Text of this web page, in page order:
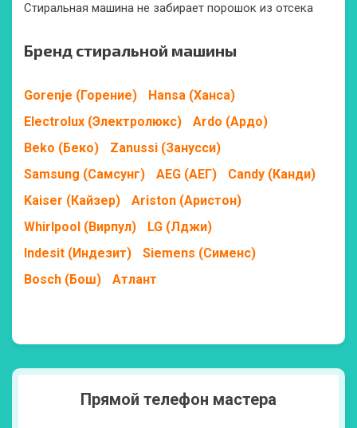
Стиральная машина не забирает порошок из отсека
Бренд стиральной машины
Gorenje (Горение)
Hansa (Ханса)
Electrolux (Электролюкс)
Ardo (Ардо)
Beko (Беко)
Zanussi (Занусси)
Samsung (Самсунг)
AEG (АЕГ)
Candy (Канди)
Kaiser (Кайзер)
Ariston (Аристон)
Whirlpool (Вирпул)
LG (Лджи)
Indesit (Индезит)
Siemens (Сименс)
Bosch (Бош)
Атлант
Прямой телефон мастера